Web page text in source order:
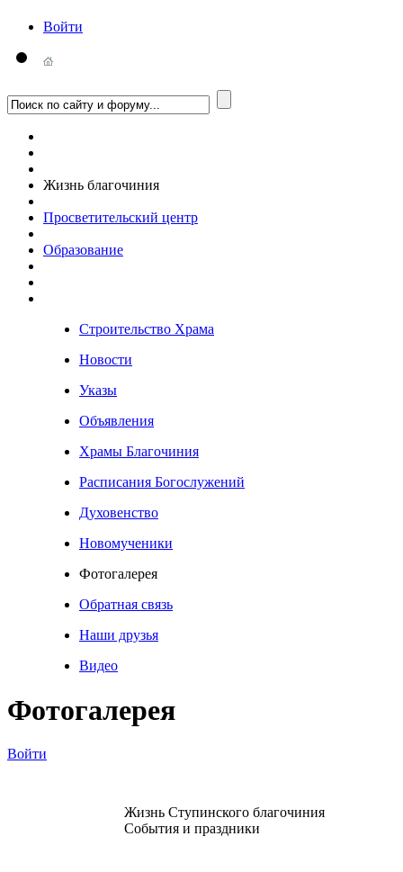
Войти
Жизнь благочиния
Просветительский центр
Образование
Строительство Храма
Новости
Указы
Объявления
Храмы Благочиния
Расписания Богослужений
Духовенство
Новомученики
Фотогалерея
Обратная связь
Наши друзья
Видео
Фотогалерея
Войти
Жизнь Ступинского благочиния
События и праздники